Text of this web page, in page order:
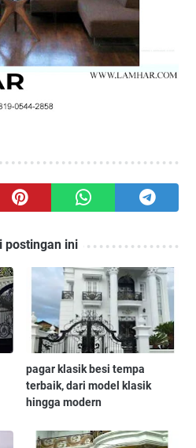
postingan ini
pagar klasik besi tempa
terbaik, dari model klasik
hingga modern